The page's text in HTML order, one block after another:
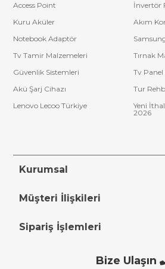
Access Point
İnvertör
Kuru Aküler
Akım
Notebook Adaptör
Tv Tamir Malzemeleri
Tırnak
Güvenlik Sistemleri
Tv
Akü Şarj Cihazı
Tur
Lenovo Lecoo Türkiye
Yeni
2026
Kurumsal
Müşteri İlişkileri
Sipariş İşlemleri
Bize Ulaşın